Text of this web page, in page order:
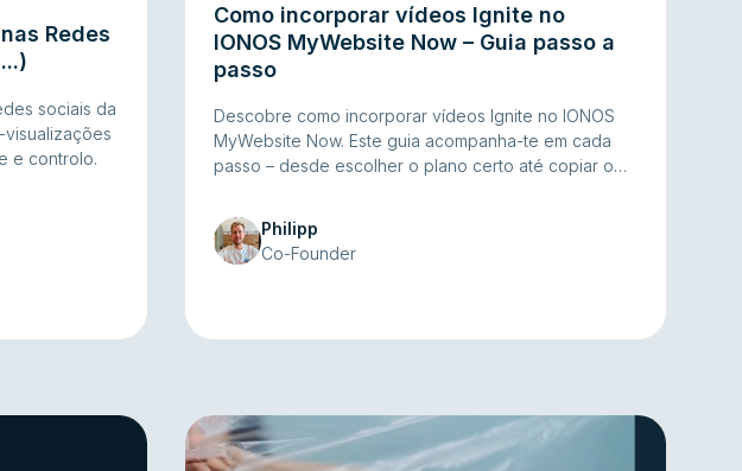
Redes
sociais da
e controlo.
Como incorporar vídeos Ignite no
IONOS MyWebsite Now – Guia passo a
passo
Descobre como incorporar vídeos Ignite no IONOS
MyWebsite Now. Este guia acompanha-te em cada
passo – desde escolher o plano certo até copiar o
banners de consentimento, e totalmente conforme
RGPD.
Philipp
Co-Founder